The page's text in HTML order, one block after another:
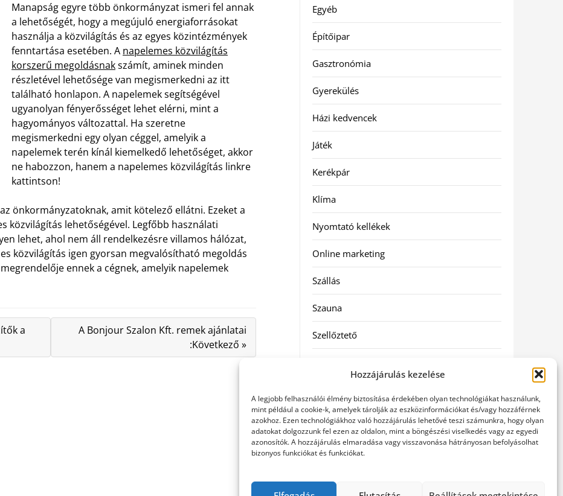
Hozzájárulás kezelése
A legjobb felhasználói élmény biztosítása érdekében olyan technológiákat használunk,
mint például a cookie-k, amelyek tárolják az eszközinformációkat és/vagy hozzáférnek
azokhoz. Ezen technológiákhoz való hozzájárulás lehetővé teszi számunkra, hogy olyan
adatokat dolgozzunk fel ezen az oldalon, mint a böngészési viselkedés vagy az egyedi
azonosítók. A hozzájárulás elmaradása vagy visszavonása hátrányosan befolyásolhat
bizonyos funkciókat és funkciókat.
Manapság egyre több önkormányzat ismeri fel annak
a lehetőségét, hogy a megújuló energiaforrásokat
használja a közvilágítás és az egyes közintézmények
fenntartása esetében. A napelemes közvilágítás
korszerű megoldásnakszámít, aminek minden
részletével lehetősége van megismerkedni az itt
található honlapon. A napelemek segítségével
ugyanolyan fényerősséget lehet elérni, mint a
hagyományos változattal. Ha szeretne
megismerkedni egy olyan céggel, amelyik a
napelemek terén kínál kiemelkedő lehetőséget, akkor
ne habozzon, hanem a napelemes közvilágítás linkre
kattintson!
önkormányzatoknak, amit kötelező ellátni. Ezeket a
közvilágítás lehetőségével. Legfőbb használati
lehet, ahol nem áll rendelkezésre villamos hálózat,
közvilágítás igen gyorsan megvalósítható megoldás
ennek a cégnek, amelyik napelemek
a
A Bonjour Szalon Kft. remek ajánlatai
:Következő »
Egyéb
Építőipar
Gasztronómia
Gyerekülés
Házi kedvencek
Játék
Kerékpár
Klíma
Nyomtató kellékek
Online marketing
Szállás
Szauna
Szellőztető
Utazás
Vásárlás